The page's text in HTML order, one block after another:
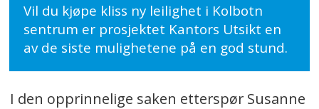
Vil du kjøpe kliss ny leilighet i Kolbotn
sentrum er prosjektet Kantors Utsikt en
av de siste mulighetene på en god stund.
I den opprinnelige saken etterspør Susanne